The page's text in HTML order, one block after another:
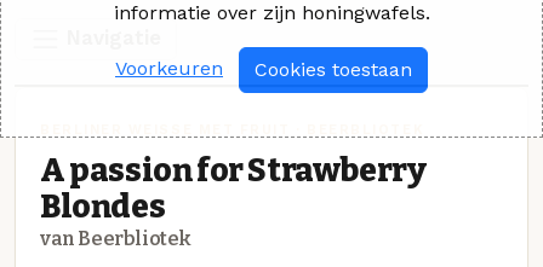
A passion for Strawberry
Blondes
van Beerbliotek
informatie over zijn honingwafels.
Voorkeuren Cookies toestaan